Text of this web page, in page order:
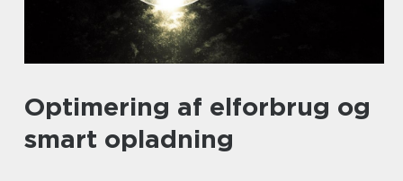
Optimering af elforbrug og
smart opladning